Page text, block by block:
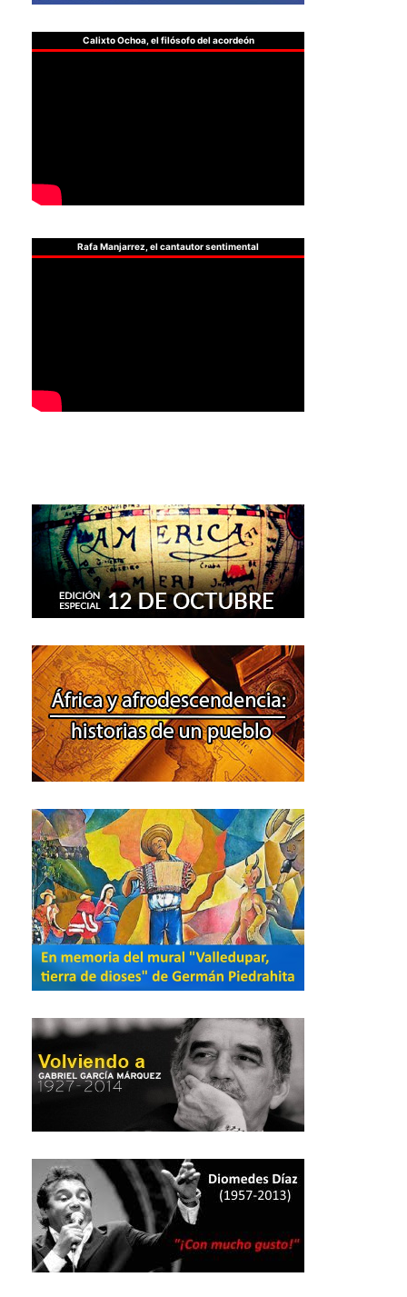
Calixto Ochoa, el filósofo del acordeón
Rafa Manjarrez, el cantautor sentimental